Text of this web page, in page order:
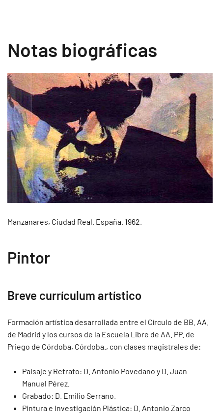
Notas biográficas
Manzanares, Ciudad Real. España. 1962.
Pintor
Breve currículum artístico
Formación artística desarrollada entre el Círculo de BB. AA.
de Madrid y los cursos de la Escuela Libre de AA. PP. de
Priego de Córdoba, Córdoba., con clases magistrales de:
Paisaje y Retrato: D. Antonio Povedano y D. Juan
Manuel Pérez.
Grabado: D. Emilio Serrano.
Pintura e Investigación Plástica: D. Antonio Zarco